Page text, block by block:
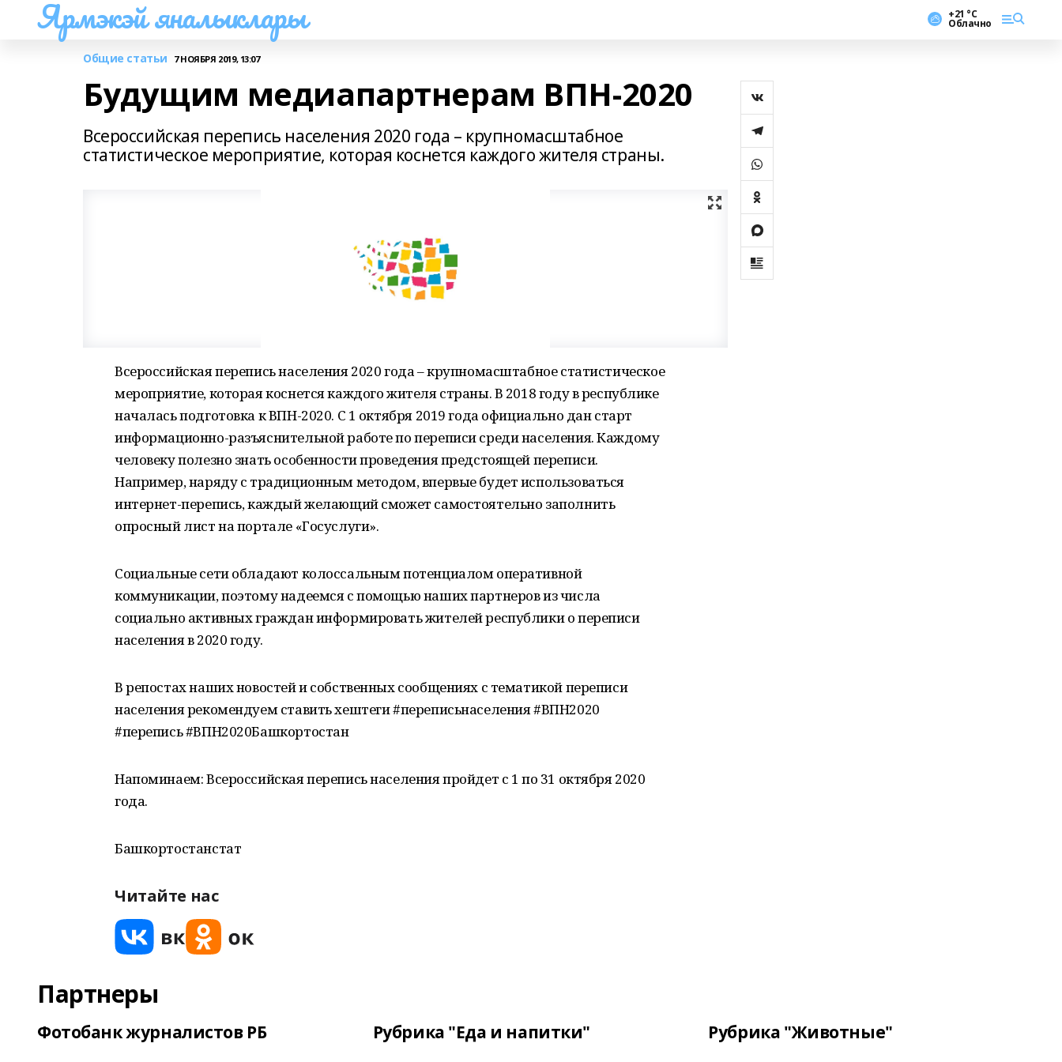
Ярмэкэй яналыклары +21 °С
Облачно
Общие статьи 7 НОЯБРЯ 2019, 13:07
Будущим медиапартнерам ВПН-2020
Всероссийская перепись населения 2020 года – крупномасштабное
статистическое мероприятие, которая коснется каждого жителя страны.
Всероссийская перепись населения 2020 года – крупномасштабное статистическое
мероприятие, которая коснется каждого жителя страны. В 2018 году в республике
началась подготовка к ВПН-2020. С 1 октября 2019 года официально дан старт
информационно-разъяснительной работе по переписи среди населения. Каждому
человеку полезно знать особенности проведения предстоящей переписи.
Например, наряду с традиционным методом, впервые будет использоваться
интернет-перепись, каждый желающий сможет самостоятельно заполнить
опросный лист на портале «Госуслуги».
Социальные сети обладают колоссальным потенциалом оперативной
коммуникации, поэтому надеемся с помощью наших партнеров из числа
социально активных граждан информировать жителей республики о переписи
населения в 2020 году.
В репостах наших новостей и собственных сообщениях с тематикой переписи
населения рекомендуем ставить хештеги #переписьнаселения #ВПН2020
#перепись #ВПН2020Башкортостан
Напоминаем: Всероссийская перепись населения пройдет с 1 по 31 октября 2020
года.
Башкортостанстат
Читайте нас
Партнеры
Фотобанк журналистов РБ Рубрика "Еда и напитки" Рубрика "Животные"